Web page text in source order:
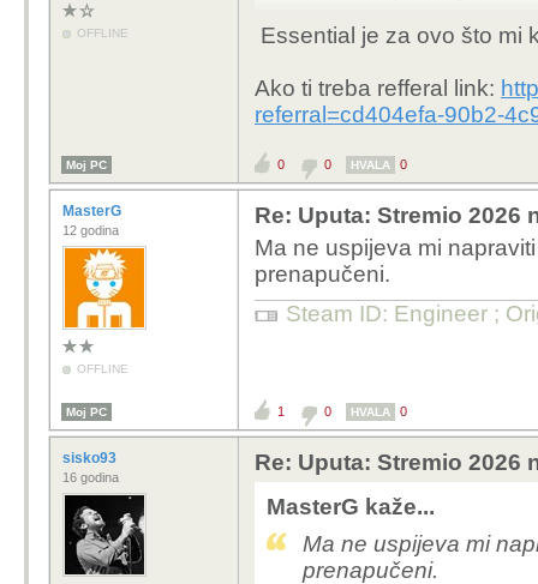
OFFLINE zapravo nemrem ni
Essential je za ovo što mi
Ako ti treba refferal link:
referral=cd404efa-90b2-
Moj PC 0 0 HVALA 0
MasterG
12 godina
OFFLINE
Re: Uputa: Stremio 2026
Ma ne uspijeva mi
prenapučeni.
Steam ID: Engineer ;
Moj PC 1 0 HVALA 0
sisko93
16 godina
Re: Uputa: Stremio 2026
MasterG kaže...
Ma ne uspijeva mi
prenapučeni.